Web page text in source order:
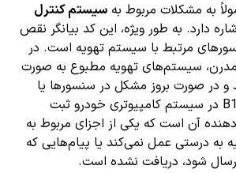
سیستم کنترل
دارد. به طور ویژه، این کد بیانگر نقص
مرتبط با سیستم تهویه است. در
سیستم‌های تهویه مطبوع به صورت
و در صورت بروز مشکل در سنسورها یا
اجزای کنترلی، کد B1660 در سیستم کامپیوتری خودرو ثبت
آن است که یکی از اجزای مربوط به
به درستی عمل نمی‌کند یا پیام‌هایی که
شود، دریافت نشده است.